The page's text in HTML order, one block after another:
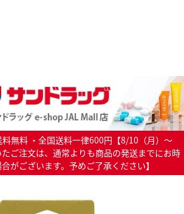
無料 ・全国送料一律600円【8/10（月）～
ご注文は、通常よりも商品の発送までにお時
がございます。予めご了承ください】